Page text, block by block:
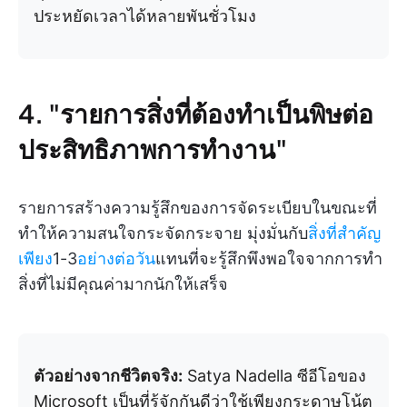
ประหยัดเวลาได้หลายพันชั่วโมง
4. "รายการสิ่งที่ต้องทำเป็นพิษต่อ
ประสิทธิภาพการทำงาน"
รายการสร้างความรู้สึกของการจัดระเบียบในขณะที่
ทำให้ความสนใจกระจัดกระจาย มุ่งมั่นกับสิ่งที่สำคัญ
เพียง1-3อย่างต่อวันแทนที่จะรู้สึกพึงพอใจจากการทำ
สิ่งที่ไม่มีคุณค่ามากนักให้เสร็จ
ตัวอย่างจากชีวิตจริง: Satya Nadella ซีอีโอของ
Microsoft เป็นที่รู้จักกันดีว่าใช้เพียงกระดาษโน้ต